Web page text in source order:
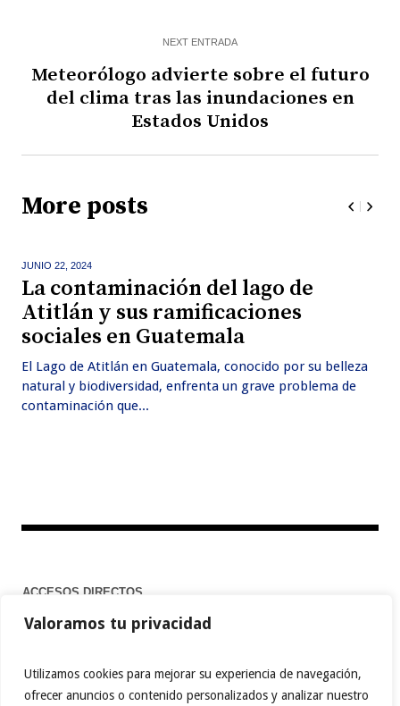
Valoramos tu privacidad
Utilizamos cookies para mejorar su experiencia de navegación,
ofrecer anuncios o contenido personalizados y analizar nuestro
NEXT ENTRADA
Meteorólogo advierte sobre el futuro
del clima tras las inundaciones en
Estados Unidos
More posts
JUNIO 22,2024
La contaminación del lago de
Atitlán y sus ramificaciones
sociales en Guatemala
El Lago de Atitlán en Guatemala, conocido por su belleza
natural y biodiversidad, enfrenta un grave problema de
contaminación que...
ACCESOS DIRECTOS
Home